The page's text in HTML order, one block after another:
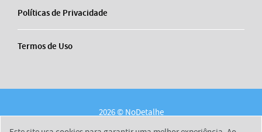
Políticas de Privacidade
Termos de Uso
2026 © NoDetalhe